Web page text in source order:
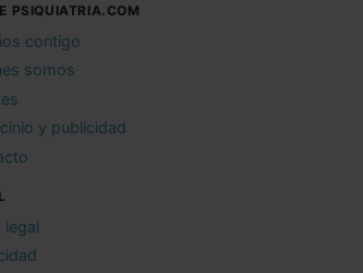
PSIQUIATRIA.COM
contigo
somos
y publicidad
legal